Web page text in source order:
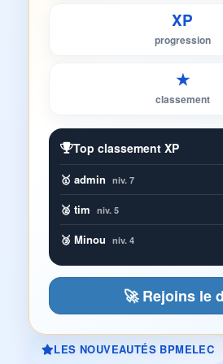
XP
progression
★
classement
Top classement XP
🥇 admin niv. 7
🥈 tim niv. 5
🥉 Minou niv. 4
🚀 Rejoins le
LES NOUVEAUTÉS BPMELEC